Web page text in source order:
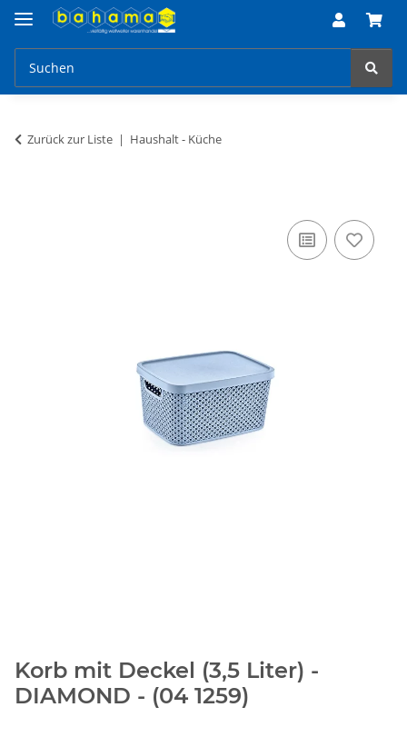
Zurück zur Liste Haushalt - Küche
Korb mit Deckel (3,5 Liter) -
DIAMOND - (04 1259)